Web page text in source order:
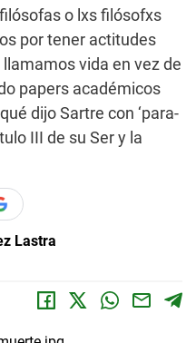
o lxs filósofxs
por tener actitudes
vida en vez de
papers académicos
dijo Sartre con ‘para-
III de su Ser y la
Lastra